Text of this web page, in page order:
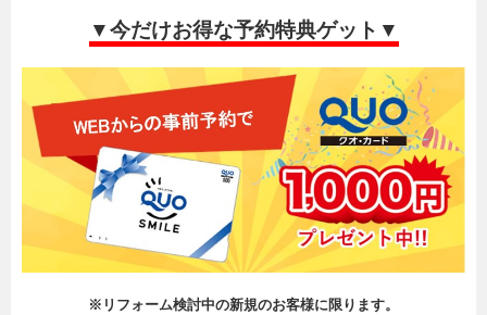
▼今だけお得な予約特典ゲット▼
※リフォーム検討中の新規のお客様に限ります。